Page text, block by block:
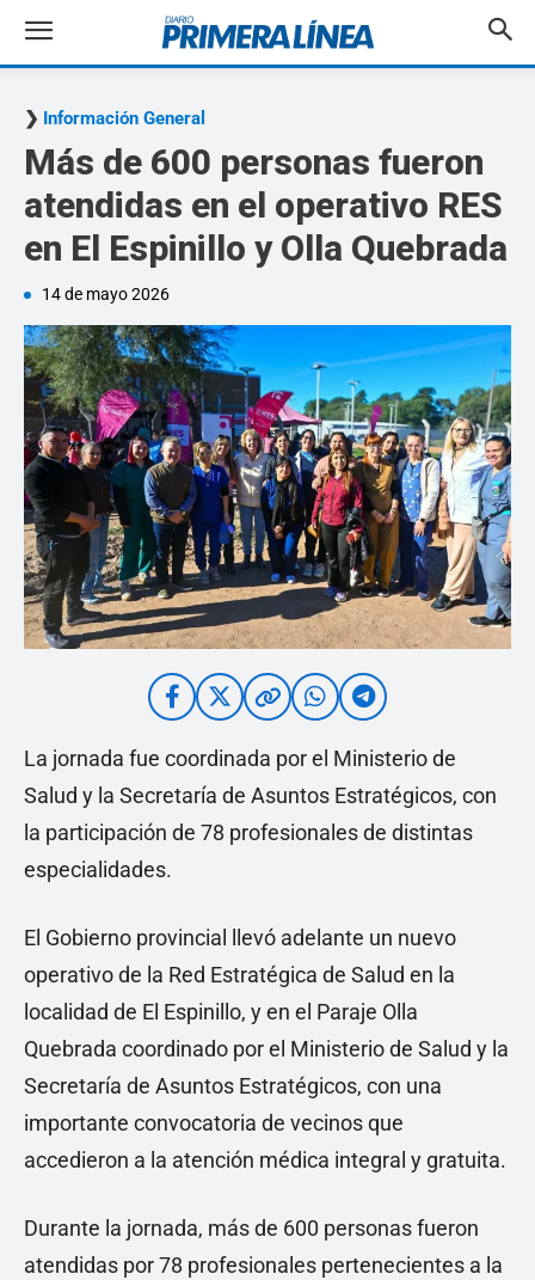
Información General
Más de 600 personas fueron
atendidas en el operativo RES
en El Espinillo y Olla Quebrada
14 de mayo 2026
La jornada fue coordinada por el Ministerio de
Salud y la Secretaría de Asuntos Estratégicos, con
la participación de 78 profesionales de distintas
especialidades.
El Gobierno provincial llevó adelante un nuevo
operativo de la Red Estratégica de Salud en la
localidad de El Espinillo, y en el Paraje Olla
Quebrada coordinado por el Ministerio de Salud y la
Secretaría de Asuntos Estratégicos, con una
importante convocatoria de vecinos que
accedieron a la atención médica integral y gratuita.
Durante la jornada, más de 600 personas fueron
atendidas por 78 profesionales pertenecientes a la